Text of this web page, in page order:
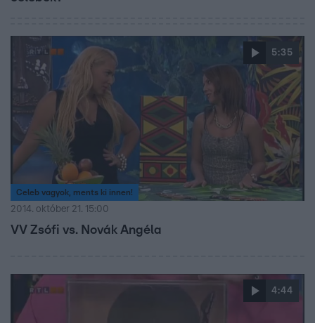
5:35
Celeb vagyok, ments ki innen!
2014. október 21. 15:00
VV Zsófi vs. Novák Angéla
4:44